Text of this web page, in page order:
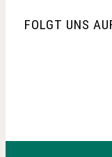
FOLGT UNS